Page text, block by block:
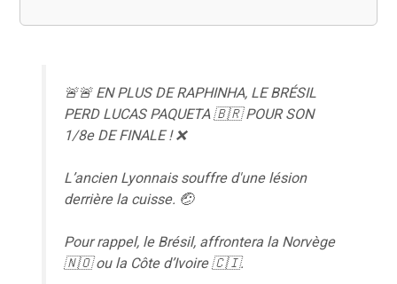
🚨🚨 EN PLUS DE RAPHINHA, LE BRÉSIL
PERD LUCAS PAQUETA 🇧🇷 POUR SON
1/8e DE FINALE ! ❌
L’ancien Lyonnais souffre d'une lésion
derrière la cuisse. 🤕
Pour rappel, le Brésil, affrontera la Norvège
🇳🇴 ou la Côte d’Ivoire 🇨🇮.